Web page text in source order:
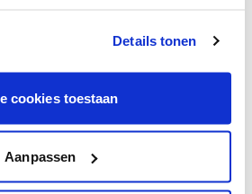
Details tonen
cookies toestaan
Aanpassen
stalen van je